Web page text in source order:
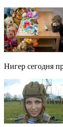
Нигер сегодня